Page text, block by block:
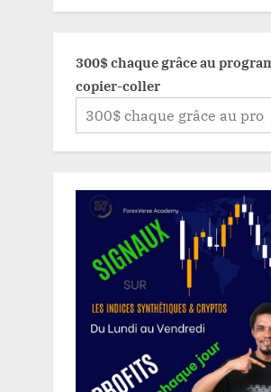
300$ chaque grâce au
copier-coller